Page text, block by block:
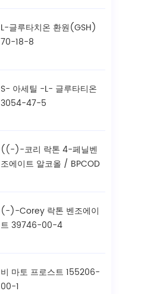
L-글루타치온 환원(GSH)
70-18-8
S- 아세틸 -L- 글루타티온
3054-47-5
((-)-코리 락톤 4-페닐벤
조에이트 알코올 / BPCOD
(-)-Corey 락톤 벤조에이
트 39746-00-4
비 마토 프로스트 155206-
00-1